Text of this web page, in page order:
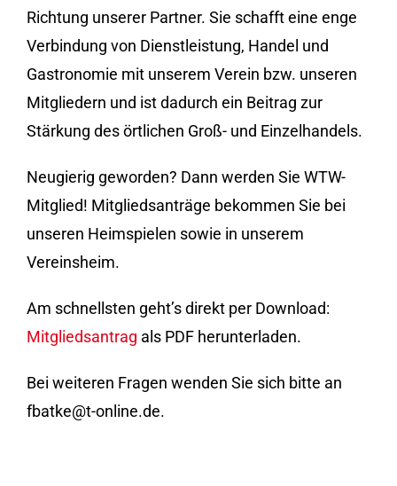
Richtung unserer Partner. Sie schafft eine enge
Verbindung von Dienstleistung, Handel und
Gastronomie mit unserem Verein bzw. unseren
Mitgliedern und ist dadurch ein Beitrag zur
Stärkung des örtlichen Groß- und Einzelhandels.
Neugierig geworden? Dann werden Sie WTW-
Mitglied! Mitgliedsanträge bekommen Sie bei
unseren Heimspielen sowie in unserem
Vereinsheim.
Am schnellsten geht’s direkt per Download:
Mitgliedsantrag als PDF herunterladen.
Bei weiteren Fragen wenden Sie sich bitte an
fbatke@t-online.de.